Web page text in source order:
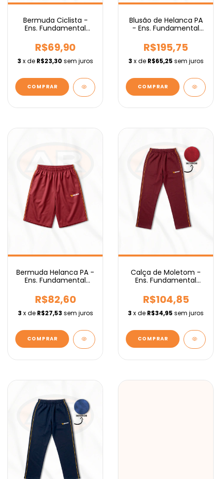
Bermuda Ciclista -
Ens. Fundamental
R$69,90
3 x de R$23,30 sem juros
COMPRAR
Blusão de Helanca PA
- Ens. Fundamental
R$195,75
3 x de R$65,25 sem juros
COMPRAR
Bermuda Helanca PA -
Ens. Fundamental
R$82,60
3 x de R$27,53 sem juros
COMPRAR
Calça de Moletom -
Ens. Fundamental
R$104,85
3 x de R$34,95 sem juros
COMPRAR